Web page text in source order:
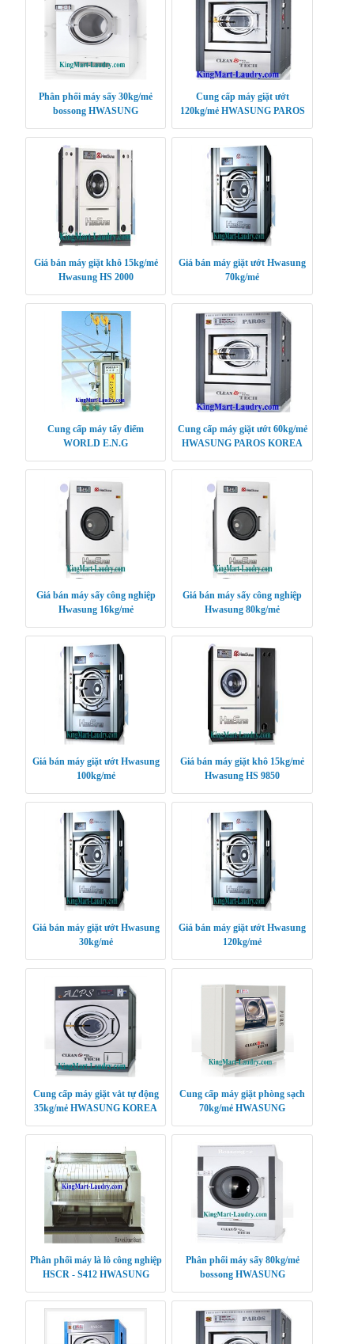
Phân phối máy sấy 30kg/mẻ
bossong HWASUNG
Cung cấp máy giặt ướt
120kg/mẻ HWASUNG PAROS
Giá bán máy giặt khô 15kg/mẻ
Hwasung HS 2000
Giá bán máy giặt ướt Hwasung
70kg/mẻ
Cung cấp máy tẩy điểm
WORLD E.N.G
Cung cấp máy giặt ướt 60kg/mẻ
HWASUNG PAROS KOREA
Giá bán máy sấy công nghiệp
Hwasung 16kg/mẻ
Giá bán máy sấy công nghiệp
Hwasung 80kg/mẻ
Giá bán máy giặt ướt Hwasung
100kg/mẻ
Giá bán máy giặt khô 15kg/mẻ
Hwasung HS 9850
Giá bán máy giặt ướt Hwasung
30kg/mẻ
Giá bán máy giặt ướt Hwasung
120kg/mẻ
Cung cấp máy giặt vắt tự động
35kg/mẻ HWASUNG KOREA
Cung cấp máy giặt phòng sạch
70kg/mẻ HWASUNG
Phân phối máy là lô công nghiệp
HSCR - S412 HWASUNG
Phân phối máy sấy 80kg/mẻ
bossong HWASUNG